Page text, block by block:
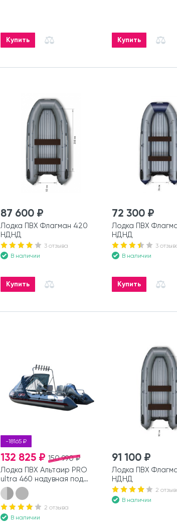
Купить Купить
87 600 ₽
Лодка ПВХ Флагман 420
НДНД
3 отзыва
В наличии
Купить
72 300 ₽
Лодка ПВХ
НДНД
3
В наличии
Купить
-18165 ₽
150 990 ₽
132 825 ₽
Лодка ПВХ Альтаир PRO
ultra 460 надувная под
мотор
2 отзыва
В наличии
91 100 ₽
Лодка ПВХ
НДНД
2
В наличии